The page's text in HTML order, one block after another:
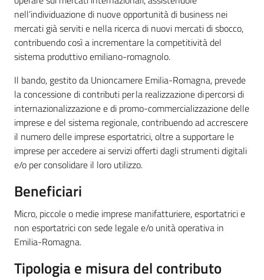
su
nell’individuazione di nuove opportunità di business nei
mercati già serviti e nella ricerca di nuovi mercati di sbocco,
contribuendo così a incrementare la competitività del
sistema produttivo emiliano-romagnolo.
Il bando, gestito da Unioncamere Emilia-Romagna, prevede
la concessione di contributi per la realizzazione di percorsi di
internazionalizzazione e di promo-commercializzazione delle
imprese e del sistema regionale, contribuendo ad accrescere
il numero delle imprese esportatrici, oltre a supportare le
imprese per accedere ai servizi offerti dagli strumenti digitali
e/o per consolidare il loro utilizzo.
Beneficiari
Micro, piccole o medie imprese manifatturiere, esportatrici e
non esportatrici con sede legale e/o unità operativa in
Emilia-Romagna.
Tipologia e misura del contributo